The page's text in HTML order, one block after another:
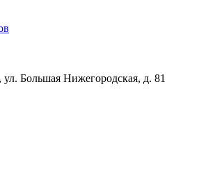
Большая Нижегородская, д. 81